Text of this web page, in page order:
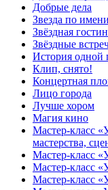
Добрые дела
Звезда по
Звёздная
Звёздные
История одной
Клип, снято!
Концертная
Лицо города
Лучше хором
Магия кино
Мастер-класс
мастерства,
Мастер-класс
Мастер-класс
Мастер-класс